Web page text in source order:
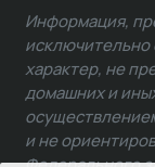
Информация,
исключительно
характер, не
домашних и
и не